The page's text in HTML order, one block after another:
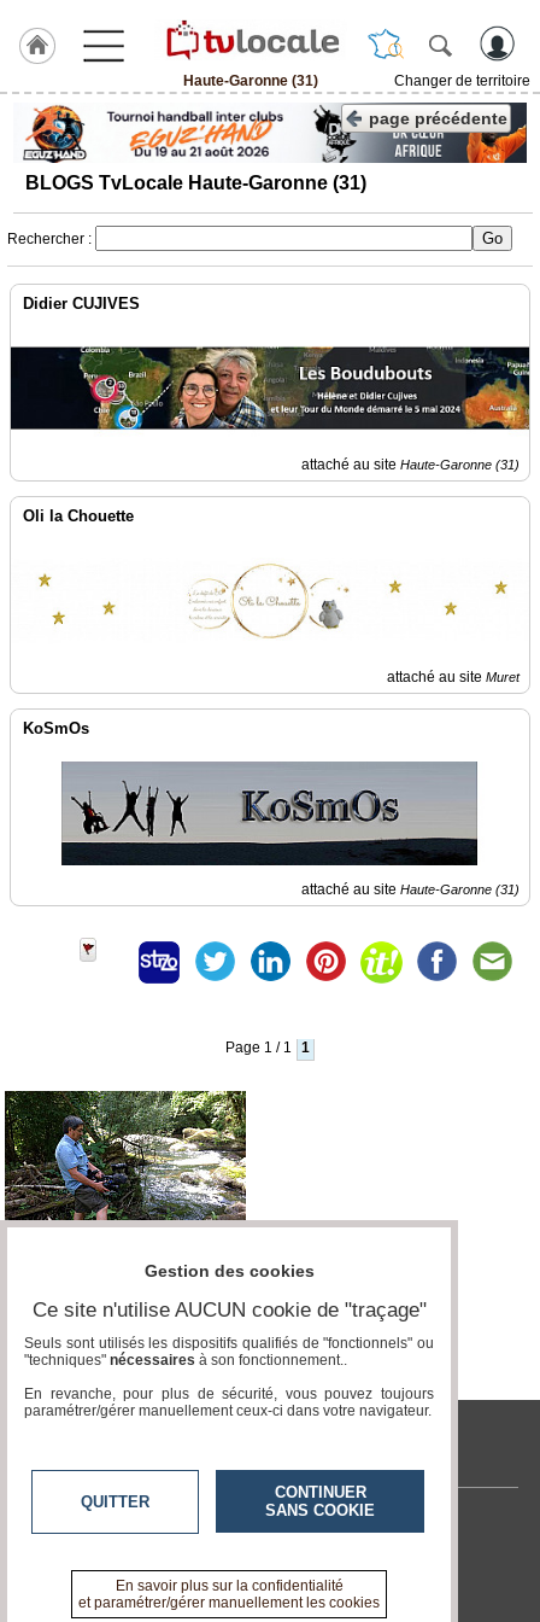
Haute-Garonne (31)
Changer de territoire
J'adhère
Hulcoq
ACCUEIL
Haute-
(31)
TvLocale
RUBRIQUES
Agenda
Vidéos
Médias
Prémium
Inscription
BLOGS TvLocale Haute-Garonne (31)
page précédente
Rechercher :
Didier CUJIVES
attaché au site Haute-Garonne (31)
Oli la Chouette
attaché au site Muret
KoSmOs
attaché au site Haute-Garonne (31)
Page 1 / 1 1
tvlocale.fr
Contactez-nous
A propos de tvlocale.fr
Gestion des cookies
Ce site n'utilise AUCUN cookie de "traçage"
Seuls sont utilisés les dispositifs qualifiés de "fonctionnels" ou
"techniques" nécessaires à son fonctionnement..
En revanche, pour plus de sécurité, vous pouvez toujours
paramétrer/gérer manuellement ceux-ci dans votre navigateur.
QUITTER
CONTINUER
SANS COOKIE
En savoir plus sur la confidentialité
et paramétrer/gérer manuellement les cookies